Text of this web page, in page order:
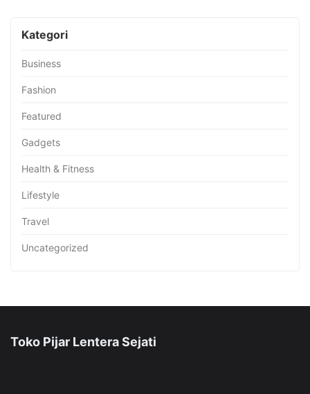
Kategori
Business
Fashion
Featured
Gadgets
Health & Fitness
Lifestyle
Travel
Uncategorized
Toko Pijar Lentera Sejati